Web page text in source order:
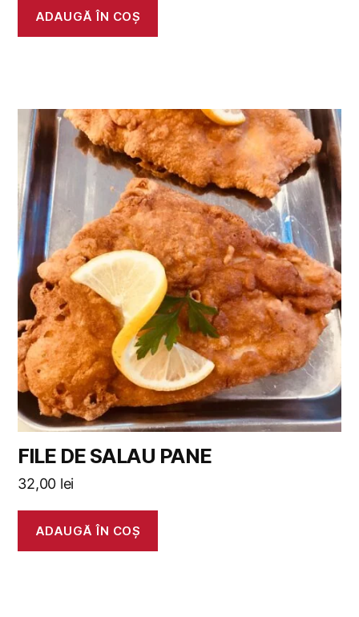
ADAUGĂ ÎN COȘ
FILE DE SALAU PANE
32,00 lei
ADAUGĂ ÎN COȘ